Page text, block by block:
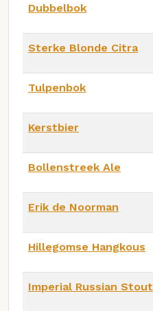
Dubbelbok
Sterke Blonde Citra
Tulpenbok
Kerstbier
Bollenstreek Ale
Erik de Noorman
Hillegomse Hangkous
Imperial Russian Stout